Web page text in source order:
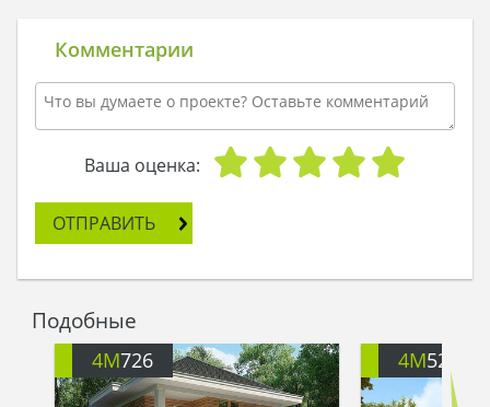
Комментарии
Ваша оценка:
ОТПРАВИТЬ
Подобные
4M726 4M521